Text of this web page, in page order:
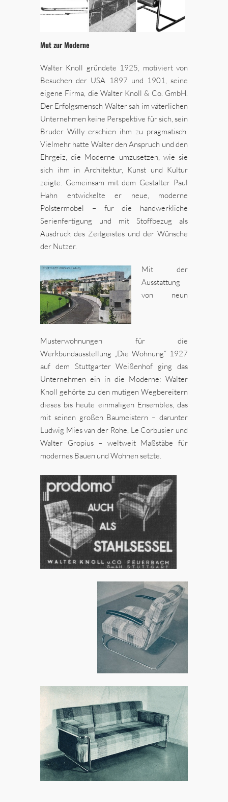
Mut zur Moderne
Walter Knoll gründete 1925, motiviert von
Besuchen der USA 1897 und 1901, seine
eigene Firma, die Walter Knoll & Co. GmbH.
Der Erfolgsmensch Walter sah im väterlichen
Unternehmen keine Perspektive für sich, sein
Bruder Willy erschien ihm zu pragmatisch.
Vielmehr hatte Walter den Anspruch und den
Ehrgeiz, die Moderne umzusetzen, wie sie
sich ihm in Architektur, Kunst und Kultur
zeigte. Gemeinsam mit dem Gestalter Paul
Hahn entwickelte er neue, moderne
Polstermöbel – für die handwerkliche
Serienfertigung und mit Stoffbezug als
Ausdruck des Zeitgeistes und der Wünsche
der Nutzer.
Mit der
Ausstattung
von neun
Musterwohnungen für die
Werkbundausstellung „Die Wohnung“ 1927
auf dem Stuttgarter Weißenhof ging das
Unternehmen ein in die Moderne: Walter
Knoll gehörte zu den mutigen Wegbereitern
dieses bis heute einmaligen Ensembles, das
mit seinen großen Baumeistern – darunter
Ludwig Mies van der Rohe, Le Corbusier und
Walter Gropius – weltweit Maßstäbe für
modernes Bauen und Wohnen setzte.